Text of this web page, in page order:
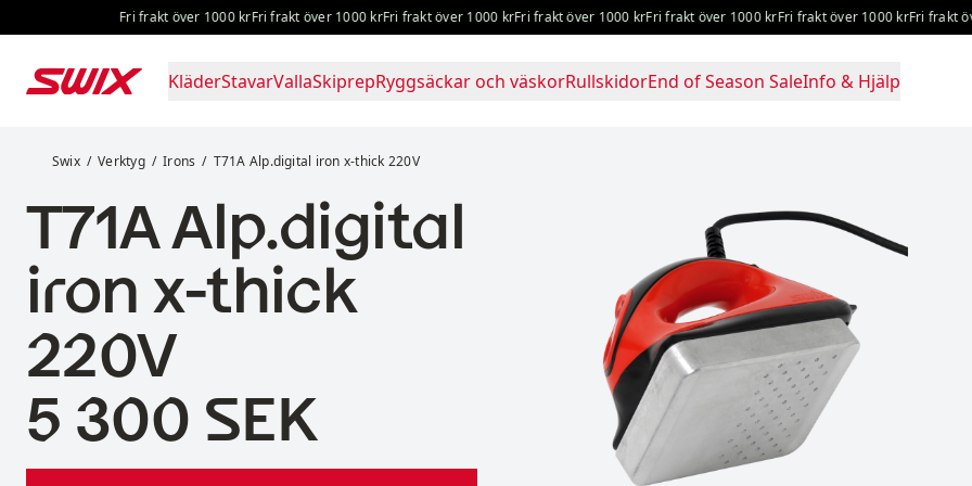
Hoppa till innehållFri frakt över 1000 krFri frakt över 1000 krFri frakt över 1000 krFri frakt över 1000 krFri frakt över 1000 krFri frakt över 1000 krFri frakt över
KläderStavarVallaSkiprepRyggsäckar och väskorRullskidorEnd of Season SaleInfo & Hjälp
Swix Verktyg Irons T71A Alp.digital iron x-thick 220V
T71A Alp.digital
iron x-thick
220V
Pris:
5 300 SEK